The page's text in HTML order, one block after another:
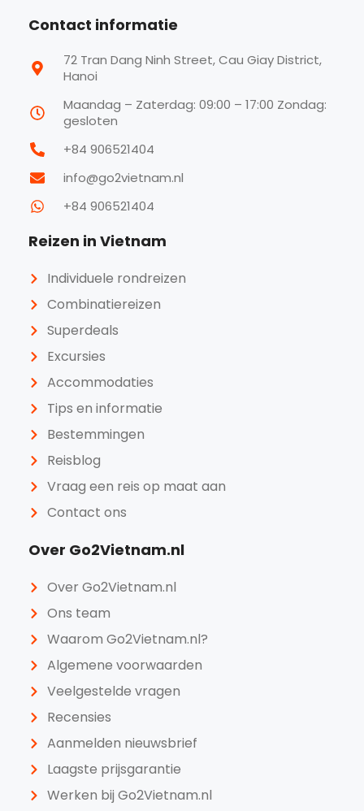
Contact informatie
72 Tran Dang Ninh Street, Cau Giay District,
Hanoi
Maandag – Zaterdag: 09:00 – 17:00 Zondag:
gesloten
+84 906521404
info@go2vietnam.nl
+84 906521404
Reizen in Vietnam
Individuele rondreizen
Combinatiereizen
Superdeals
Excursies
Accommodaties
Tips en informatie
Bestemmingen
Reisblog
Vraag een reis op maat aan
Contact ons
Over Go2Vietnam.nl
Over Go2Vietnam.nl
Ons team
Waarom Go2Vietnam.nl?
Algemene voorwaarden
Veelgestelde vragen
Recensies
Aanmelden nieuwsbrief
Laagste prijsgarantie
Werken bij Go2Vietnam.nl